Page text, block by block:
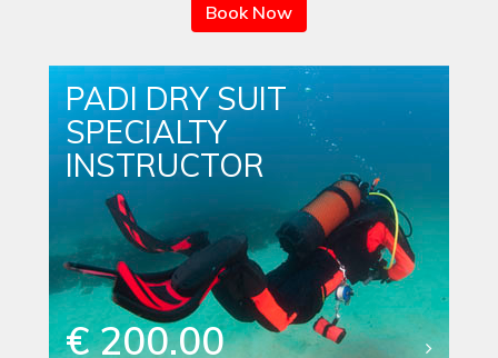
Book Now
PADI DRY SUIT
SPECIALTY
INSTRUCTOR
€ 200.00